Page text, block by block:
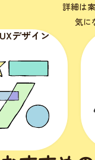
詳細は
気に
Webサイト制作
（ホームページ・LP）